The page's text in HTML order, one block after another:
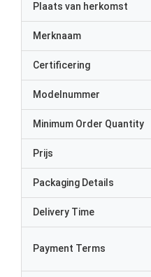
Plaats van herkomst
Merknaam
Certificering
Modelnummer
Minimum Order Quantity
Prijs
Packaging Details
Delivery Time
Payment Terms